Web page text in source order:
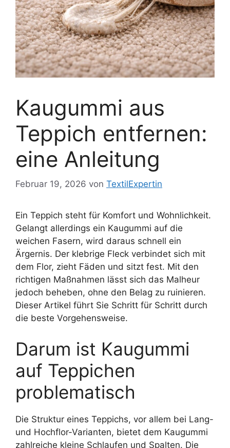
Kaugummi aus
Teppich entfernen:
eine Anleitung
Februar 19, 2026 von TextilExpertin
Ein Teppich steht für Komfort und Wohnlichkeit.
Gelangt allerdings ein Kaugummi auf die
weichen Fasern, wird daraus schnell ein
Ärgernis. Der klebrige Fleck verbindet sich mit
dem Flor, zieht Fäden und sitzt fest. Mit den
richtigen Maßnahmen lässt sich das Malheur
jedoch beheben, ohne den Belag zu ruinieren.
Dieser Artikel führt Sie Schritt für Schritt durch
die beste Vorgehensweise.
Darum ist Kaugummi
auf Teppichen
problematisch
Die Struktur eines Teppichs, vor allem bei Lang-
und Hochflor-Varianten, bietet dem Kaugummi
zahlreiche kleine Schlaufen und Spalten. Die